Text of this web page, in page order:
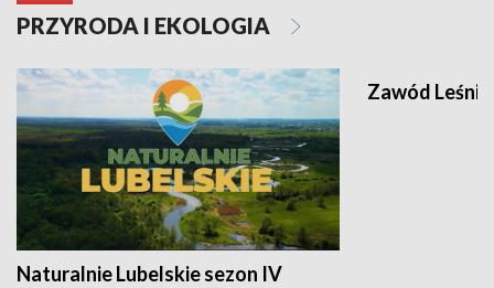
PRZYRODA I EKOLOGIA
Naturalnie Lubelskie sezon IV
Zawód Leśnik